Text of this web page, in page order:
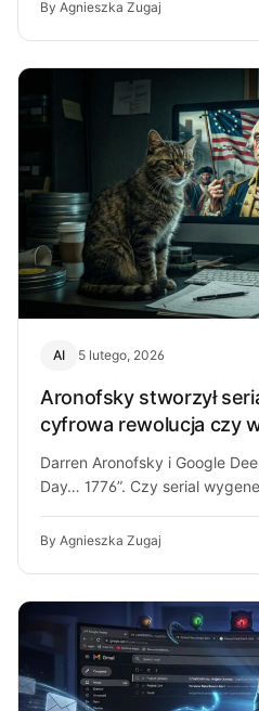
By Agnieszka Zugaj
AI 5 lutego, 2026
Aronofsky stworzył
cyfrowa rewolucja czy
Darren Aronofsky i Google
Day… 1776”. Czy serial
By Agnieszka Zugaj